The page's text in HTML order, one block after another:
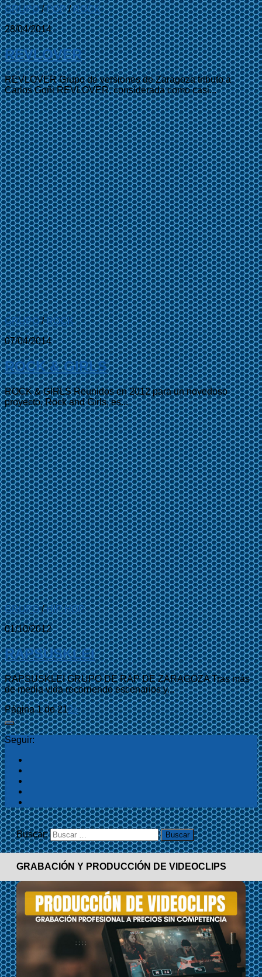
GRUPO/POP/ROCK
28/04/2014
REVLOVER
REVLOVER Grupo de versiones de Zaragoza tributo a
Carlos Goñi REVLOVER, considerada como casi...
GRUPO/ROCK
07/04/2014
ROCK & GIRLS
ROCK & GIRLS Reunidos en 2012 para un novedoso
proyecto, Rock and Girls, es...
GRUPO/HIP HOP
01/10/2012
RAPSUSKLEI
RAPSUSKLEI GRUPO DE RAP DE ZARAGOZA Tras más
de media vida recorriendo escenarios y...
Página 1 de 212»
Seguir:
Buscar:
GRABACIÓN Y PRODUCCIÓN DE VIDEOCLIPS